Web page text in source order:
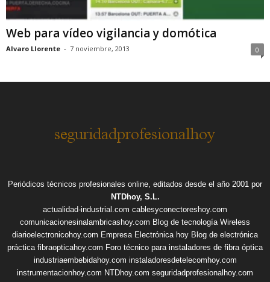
Web para vídeo vigilancia y domótica
Alvaro Llorente - 7 noviembre, 2013 0
Periódicos técnicos profesionales online, editados desde el año 2001 por
NTDhoy, S.L.
actualidad-industrial.com cablesyconectoreshoy.com
comunicacionesinalambricashoy.com Blog de tecnología Wireless
diarioelectronicohoy.com Empresa Electrónica hoy Blog de electrónica
práctica fibraopticahoy.com Foro técnico para instaladores de fibra óptica
industriaembebidahoy.com instaladoresdetelecomhoy.com
instrumentacionhoy.com NTDhoy.com seguridadprofesionalhoy.com